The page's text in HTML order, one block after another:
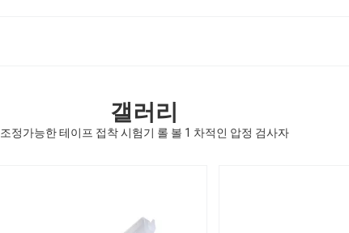
갤러리
조정가능한 테이프 접착 시험기 롤 볼 1 차적인 압정 검사자